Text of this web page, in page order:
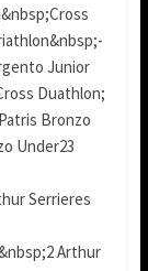
Junior
Duathlon;
Bronzo
Under23
Serrieres
Arthur